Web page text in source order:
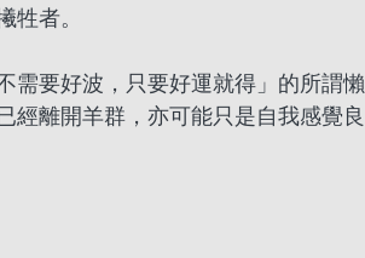
牲者。
需要好波，只要好運就得」的所謂懶
經離開羊群，亦可能只是自我感覺良